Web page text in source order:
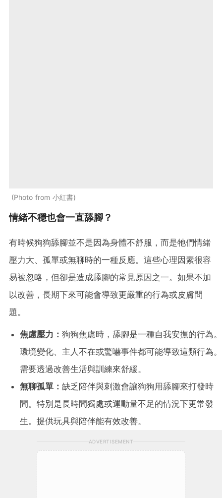
Photo from 小紅書
情緒不穩也會一直舔腳？
有時候狗狗舔腳並不是因為身體不舒服，而是牠們情緒
壓力大、孤單或無聊時的一種反應。這些心理因素很容
易被忽略，但卻是造成舔腳的常見原因之一。如果不加
以改善，長期下來可能會導致更嚴重的行為或皮膚問
題。
焦慮壓力： 狗狗焦慮時，舔腳是一種自我安撫的行為。
環境變化、主人不在或驚嚇事件都可能導致這類行為。
需要透過改善生活與訓練來舒緩。
無聊孤單： 缺乏陪伴與刺激會讓狗狗用舔腳來打發時
間。特別是長時間獨處或運動量不足的情況下更常發
生。提供玩具與陪伴能有效改善。
ADVERTISEMENT